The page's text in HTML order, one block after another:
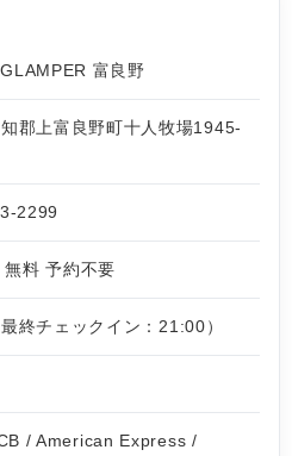
富良野
郡上富良野町十人牧場1945-
2299
料 予約不要
終チェックイン：21:00）
/ American Express /